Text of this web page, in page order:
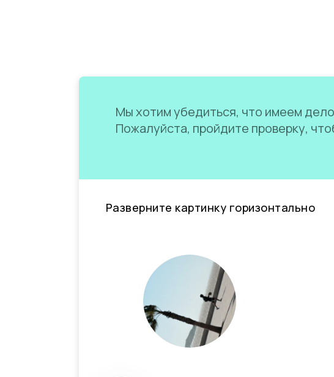
Мы хотим убедиться, что имеем
Пожалуйста, пройдите проверку,
Разверните картинку горизонтально